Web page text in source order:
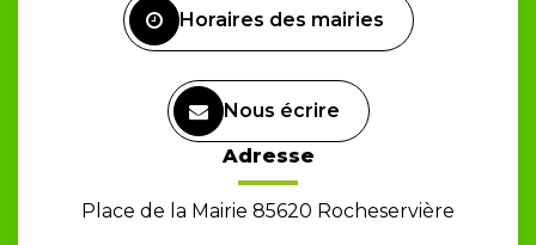
Horaires des mairies
Nous écrire
Adresse
Place de la Mairie 85620 Rocheservière